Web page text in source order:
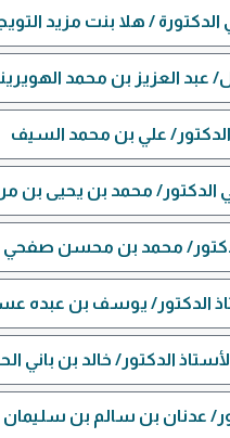
/ هلا بنت مزيد
عبد العزيز بن محمد
علي بن محمد السيف
الدكتور/ محمد بن يحيى بن
محمد بن محسن صفحي
الدكتور/ يوسف بن عبده
الدكتور/ خالد بن باني
عدنان بن سالم بن سليمان